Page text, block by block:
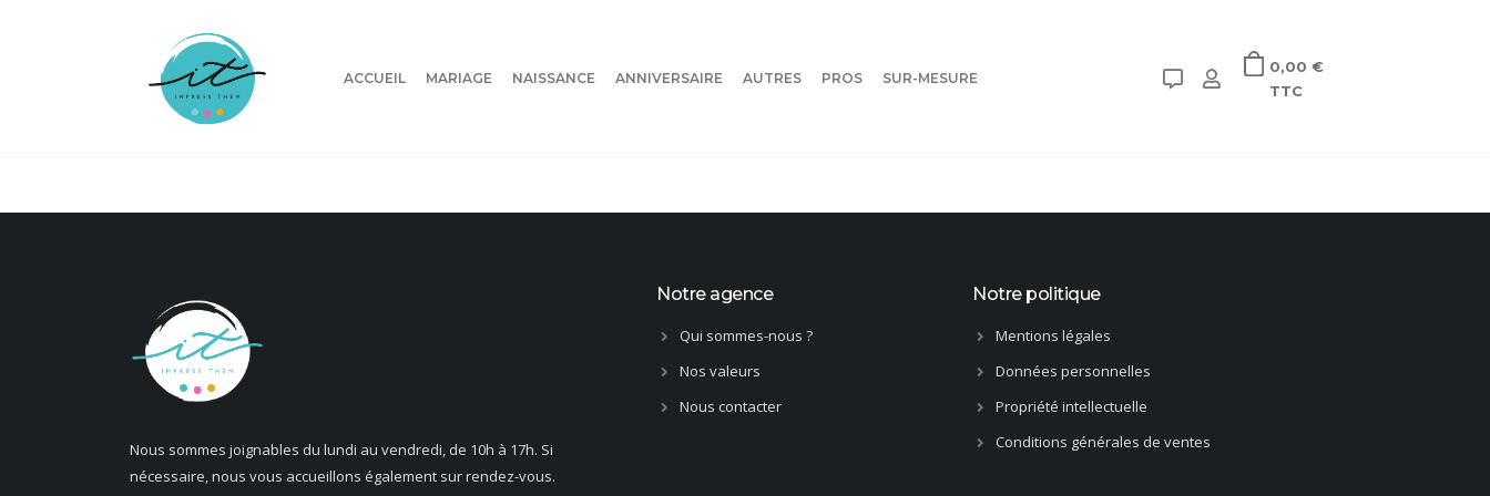
ACCUEIL MARIAGE NAISSANCE ANNIVERSAIRE AUTRES PROS SUR-MESURE
0,00 €
TTC
Nous sommes joignables du lundi au vendredi, de 10h à 17h. Si
nécessaire, nous vous accueillons également sur rendez-vous.
Notre agence
Qui sommes-nous ?
Nos valeurs
Nous contacter
Notre politique
Mentions légales
Données personnelles
Propriété intellectuelle
Conditions générales de ventes